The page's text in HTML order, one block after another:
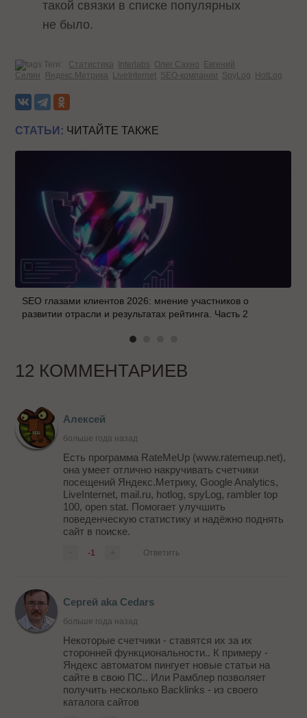
такой связки в списке популярных
не было.
Теги: Статистика Interlabs Олег Сахно
Евгений
Селин Яндекс.Метрика LiveInternet SEO-компании SpyLog HotLog
СТАТЬИ: ЧИТАЙТЕ ТАКЖЕ
SEO глазами клиентов 2026: мнение участников о
развитии отрасли и результатах рейтинга. Часть 2
12 КОММЕНТАРИЕВ
Алексей
больше года назад
Есть программа RateMeUp (www.ratemeup.net),
она умеет отлично накручивать счетчики
посещений Яндекс.Mетрику, Google Analytics,
LiveInternet, mail.ru, hotlog, spyLog, rambler top
100, open stat. Помогает улучшить
поведенческую статистику и надёжно поднять
сайт в поиске.
-1 Ответить
Сергей aka Cedars
больше года назад
Некоторые счетчики - ставятся их за их
сторонней функциональности.. К примеру -
Яндекс автоматом пингует новые статьи на
сайте в свою ПС.. Или Рамблер позволяет
получить несколько Backlinks - из своего
каталога сайтов